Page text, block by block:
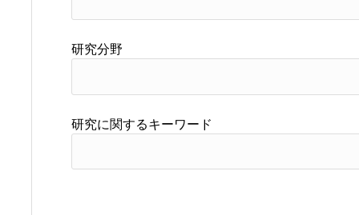
研究分野
研究に関するキーワード